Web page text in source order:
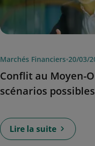
Marchés Financiers•20/03/
Conflit au Moyen-
scénarios possibles
Lire la suite